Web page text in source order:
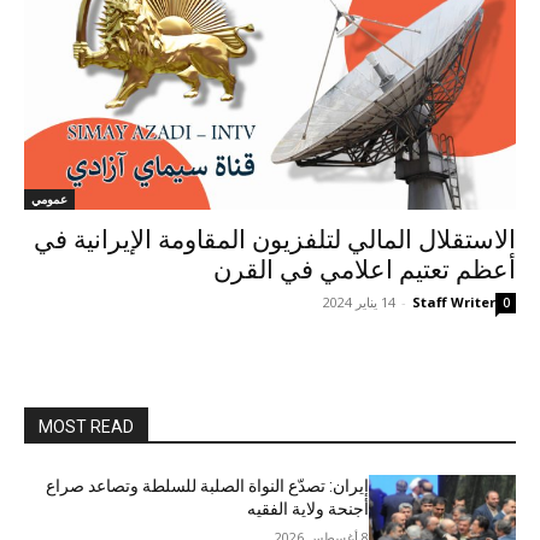
عمومي
الاستقلال المالي لتلفزيون المقاومة الإيرانية في
أعظم تعتيم اعلامي في القرن
Staff Writer
- 14 يناير 2024 0
MOST READ
إيران: تصدّع النواة الصلبة للسلطة وتصاعد صراع
أجنحة ولاية الفقيه